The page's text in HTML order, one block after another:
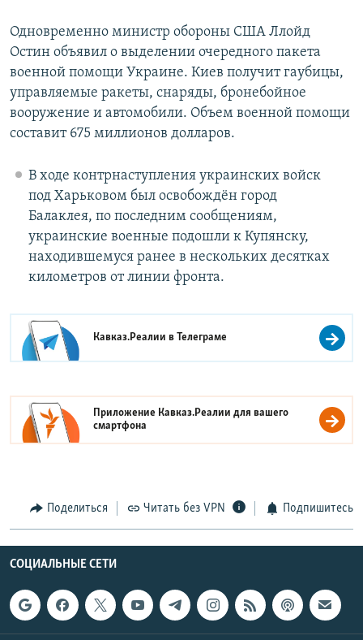
Одновременно министр обороны США Ллойд
Остин объявил о выделении очередного пакета
военной помощи Украине. Киев получит гаубицы,
управляемые ракеты, снаряды, бронебойное
вооружение и автомобили. Объем военной помощи
составит 675 миллионов долларов.
В ходе контрнаступления украинских войск
под Харьковом был освобождён город
Балаклея, по последним сообщениям,
украинские военные подошли к Купянску,
находившемуся ранее в нескольких десятках
километров от линии фронта.
Кавказ.Реалии вТелеграме
Приложение Кавказ.Реалии для вашего
смартфона
Поделиться Читать без VPN Подпишитесь
СОЦИАЛЬНЫЕ СЕТИ